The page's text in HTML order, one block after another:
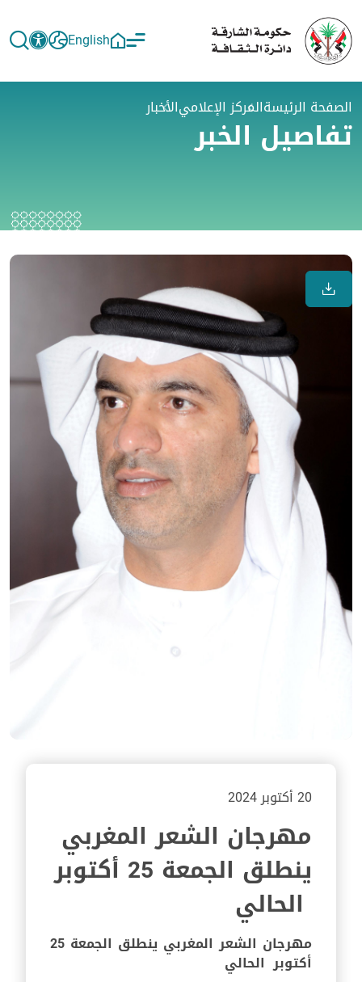
English
الصفحة الرئيسةالمركز الإعلاميالأخبار
تفاصيل الخبر
20 أكتوبر 2024
مهرجان الشعر المغربي
ينطلق الجمعة 25 أكتوبر
الحالي
مهرجان الشعر المغربي ينطلق الجمعة 25
أكتوبر الحالي